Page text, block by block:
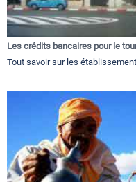
Les crédits bancaires pour le
Tout savoir sur les